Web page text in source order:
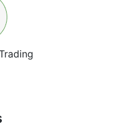
MetaTrader 4 le
sus propios
swing trading, o
4
con diversos
de